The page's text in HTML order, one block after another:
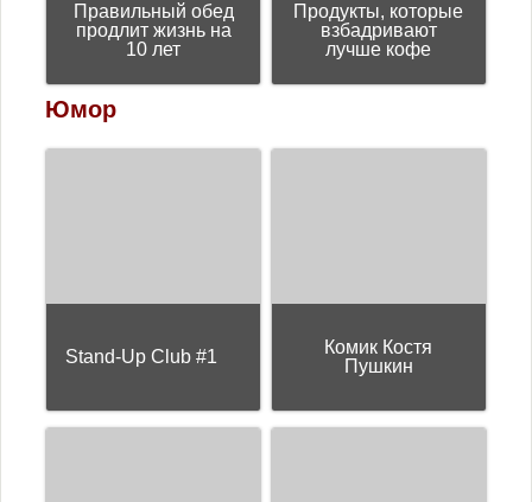
Правильный обед
продлит жизнь на
10 лет
Продукты, которые
взбадривают
лучше кофе
Юмор
Stand-Up Club #1
Комик Костя
Пушкин